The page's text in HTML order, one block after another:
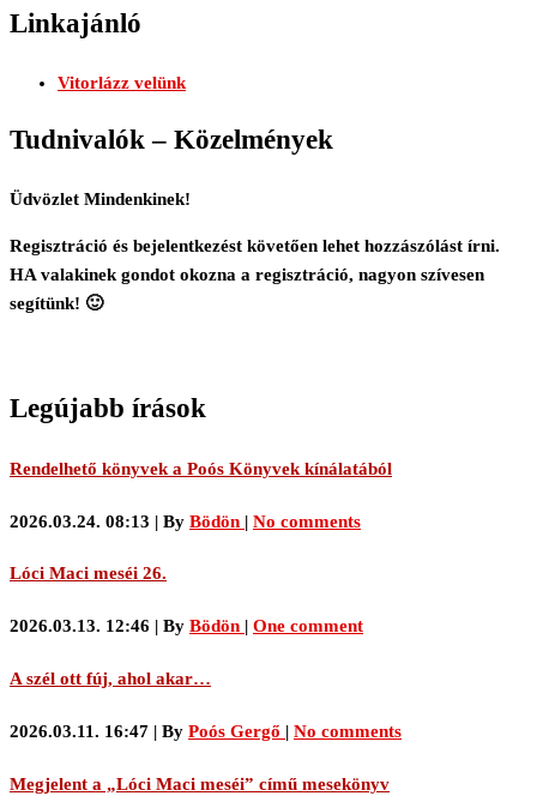
Linkajánló
Vitorlázz velünk
Tudnivalók – Közelmények
Üdvözlet Mindenkinek!
Regisztráció és bejelentkezést követően lehet hozzászólást írni.
HA valakinek gondot okozna a regisztráció, nagyon szívesen
segítünk! 🙂
Legújabb írások
Rendelhető könyvek a Poós Könyvek kínálatából
2026.03.24. 08:13 | By Bödön | No comments
Lóci Maci meséi 26.
2026.03.13. 12:46 | By Bödön | One comment
A szél ott fúj, ahol akar…
2026.03.11. 16:47 | By Poós Gergő | No comments
Megjelent a „Lóci Maci meséi” című mesekönyv